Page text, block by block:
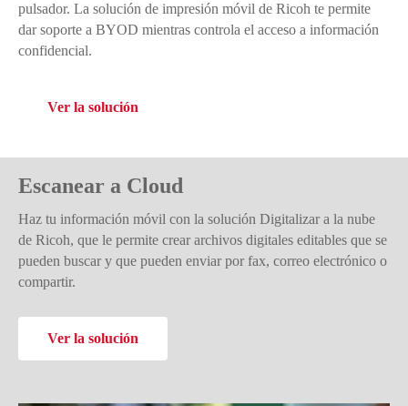
pulsador. La solución de impresión móvil de Ricoh te permite
dar soporte a BYOD mientras controla el acceso a información
confidencial.
Ver la solución
Escanear a Cloud
Haz tu información móvil con la solución Digitalizar a la nube
de Ricoh, que le permite crear archivos digitales editables que se
pueden buscar y que pueden enviar por fax, correo electrónico o
compartir.
Ver la solución